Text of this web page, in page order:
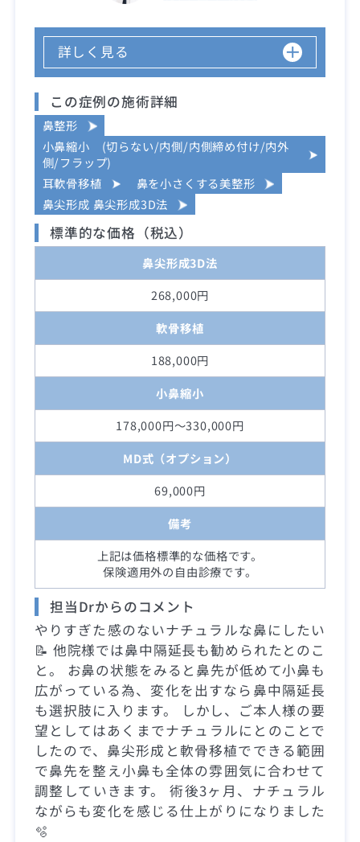
詳しく見る
この症例の施術詳細
鼻整形
小鼻縮小 (切らない/内側/内側締め付け/内外
側/フラップ)
耳軟骨移植
鼻を小さくする美整形
鼻尖形成 鼻尖形成3D法
標準的な価格（税込）
鼻尖形成3D法
268,000円
軟骨移植
188,000円
小鼻縮小
178,000円～330,000円
MD式（オプション）
69,000円
備考
上記は価格標準的な価格です。
保険適用外の自由診療です。
担当Drからのコメント
やりすぎた感のないナチュラルな鼻にしたい
📝 他院様では鼻中隔延長も勧められたとのこ
と。 お鼻の状態をみると鼻先が低めて小鼻も
広がっている為、変化を出すなら鼻中隔延長
も選択肢に入ります。 しかし、ご本人様の要
望としてはあくまでナチュラルにとのことで
したので、鼻尖形成と軟骨移植でできる範囲
で鼻先を整え小鼻も全体の雰囲気に合わせて
調整していきます。 術後3ヶ月、ナチュラル
ながらも変化を感じる仕上がりになりました
🫧